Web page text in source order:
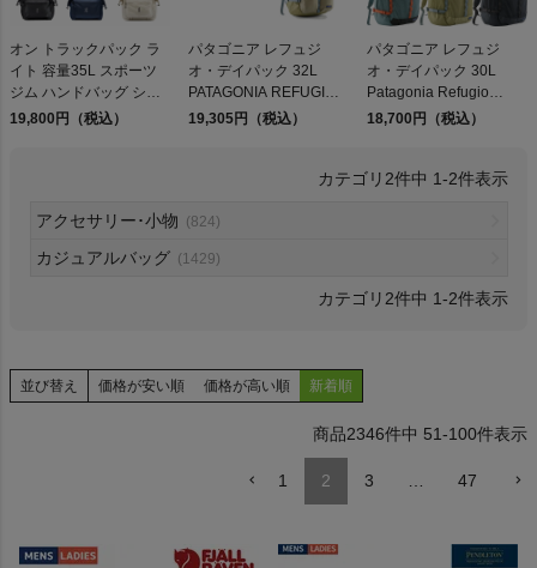
検索
商品が見つからない方はこちら
On
CHUMS
オン トラックパック ラ
イト 容量35L スポーツ
ジム ハンドバッグ ショ
ルダーバッグ デイリー
19,800円（税込）
パタゴニア レフュジ
オ・デイパック 32L
PATAGONIA REFUGIO
DAY PACK
19,305円（税込）
パタゴニア レフュジ
オ・デイパック 30L
Patagonia Refugio
Daypack
18,700円（税込）
2件中 1-2件表示
アクセサリー･小物 (824)
カジュアルバッグ (1429)
2件中 1-2件表示
並び替え 価格が安い順 価格が高い順 新着順
2346件中 51-100件表示
1 2 3 … 47